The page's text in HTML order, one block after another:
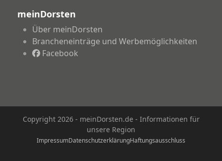
meinDorsten
Über meinDorsten
Brancheneinträge und Werbemöglichkeiten
Facebook
Copyright 2026 - meinDorsten.de - Informationen für
unsere Region
ImpressumDatenschutzerklärungHaftungsausschluss